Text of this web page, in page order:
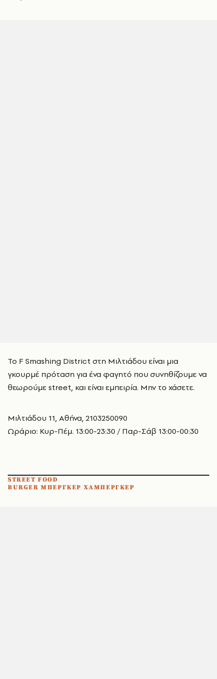
Το F Smashing District στη Μιλτιάδου είναι μια
γκουρμέ πρόταση για ένα φαγητό που συνηθίζουμε να
θεωρούμε street, και είναι εμπειρία. Μην το χάσετε.
Μιλτιάδου 11, Αθήνα, 2103250090
Ωράριο: Κυρ-Πέμ. 13:00-23:30 / Παρ-Σάβ 13:00-00:30
STREET FOOD
BURGER ΜΠΕΡΓΚΕΡ ΧΑΜΠΕΡΓΚΕΡ